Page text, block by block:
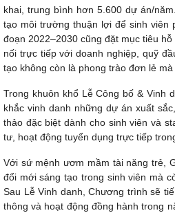
khai, trung bình hơn 5.600 dự án/
tạo môi trường thuận lợi để sinh viên
đoạn 2022–2030 cũng đặt mục tiêu
nối trực tiếp với doanh nghiệp, quỹ
tạo không còn là phong trào đơn lẻ
Trong khuôn khổ Lễ Công bố & Vinh
khắc vinh danh những dự án xuất
thảo đặc biệt dành cho sinh viên và
tư, hoạt động tuyển dụng trực tiếp
Với sứ mệnh ươm mầm tài năng trẻ,
đổi mới sáng tạo trong sinh viên mà
Sau Lễ Vinh danh, Chương trình sẽ
thông và hoạt động đồng hành trong